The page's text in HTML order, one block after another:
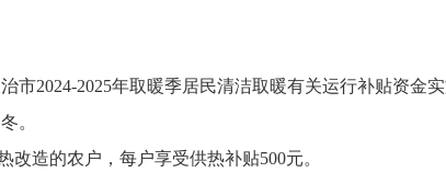
市2024-2025年取暖季居民清洁取暖有关运行补贴资金
。
造的农户，每户享受供热补贴500元。